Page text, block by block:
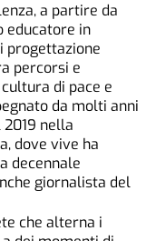
a partire da
educatore in
progettazione
percorsi e
di pace e
da molti anni
nella
dove vive ha
decennale
giornalista del
che alterna i